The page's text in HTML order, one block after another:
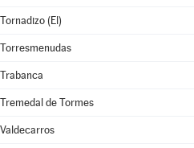
Tornadizo (El)
Torresmenudas
Trabanca
Tremedal de Tormes
Valdecarros